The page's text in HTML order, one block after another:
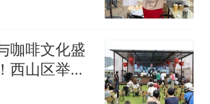
咖啡文化盛
西山区举行
业技能竞赛